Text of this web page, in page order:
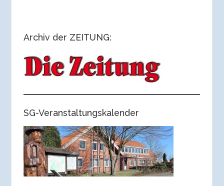
Archiv der ZEITUNG:
SG-Veranstaltungskalender